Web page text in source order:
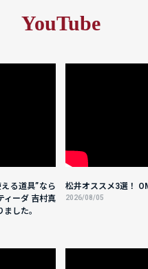
YouTube
える道具”なら
ィーダ 吉村真
した。
松井オススメ3選！
2026/08/05